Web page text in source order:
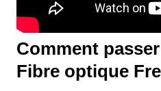
Comment
Fibre optique